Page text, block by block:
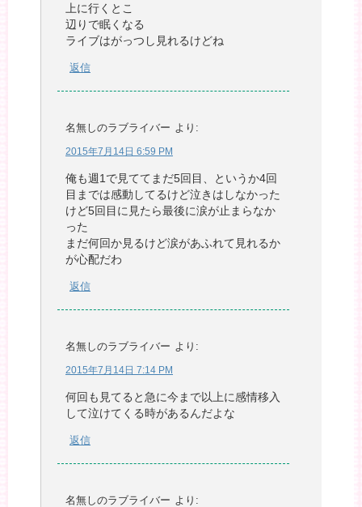
上に行くとこ
辺りで眠くなる
ライブはがっつし見れるけどね
返信
名無しのラブライバー より:
2015年7月14日 6:59 PM
俺も週1で見ててまだ5回目、というか4回
目までは感動してるけど泣きはしなかった
けど5回目に見たら最後に涙が止まらなか
った
まだ何回か見るけど涙があふれて見れるか
が心配だわ
返信
名無しのラブライバー より:
2015年7月14日 7:14 PM
何回も見てると急に今まで以上に感情移入
して泣けてくる時があるんだよな
返信
名無しのラブライバー より: